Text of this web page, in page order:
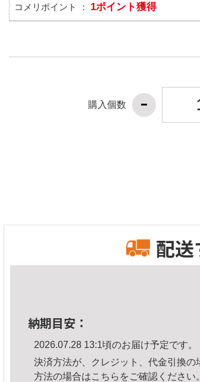
コメリポイント ： 1ポイント獲得
購入個数
配送
納期目安：
2026.07.28 13:1頃のお届け予定です。
決済方法が、クレジット、代金引換
方法の場合はこちら をご確認ください。